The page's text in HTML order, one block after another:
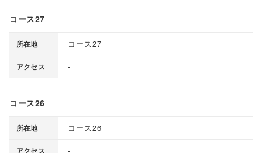
コース27
所在地 コース27
アクセス -
コース26
所在地 コース26
アクセス -